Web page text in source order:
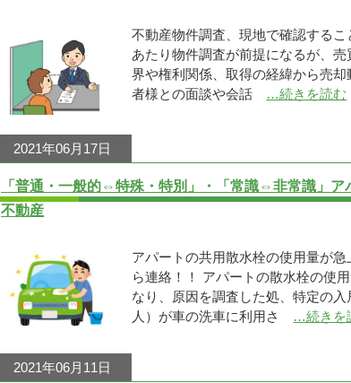
不動産物件調査、現地で確認する
あたり物件調査が前提になるが、売
界や権利関係、取得の経緯から売
者様との面談や会話 …続きを読む
2021年06月17日
「普通・一般的⇔特殊・特別」・「常識⇔非常識」
不動産
アパートの共用散水栓の使用量が
ら連絡！！ アパートの散水栓の使
なり、原因を調査した処、特定の入
人）が車の洗車に利用さ …続きを
2021年06月11日